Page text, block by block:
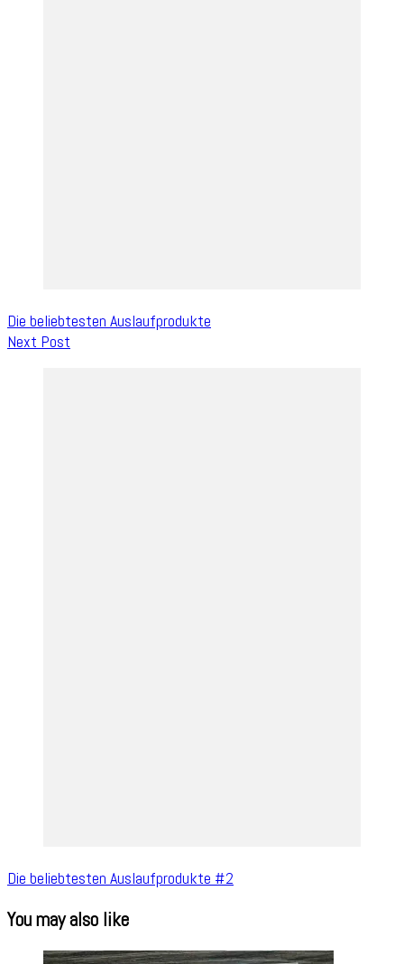
Die beliebtesten Auslaufprodukte
Next Post
Die beliebtesten Auslaufprodukte #2
You may also like